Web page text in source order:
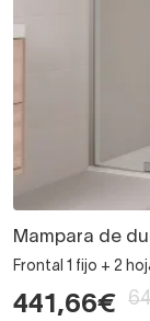
Mampara de
Frontal 1 fijo + 2
441,66€